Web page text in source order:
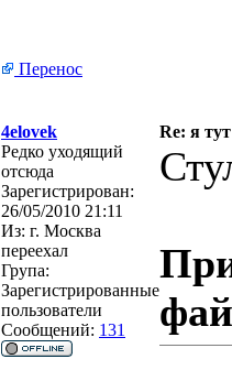
Перенос
4elovek
Re: я
Редко уходящий
отсюда
Зарегистрирован:
26/05/2010 21:11
Из: г. Москва
переехал
Група:
Зарегистрированные
пользователи
Сообщений: 131